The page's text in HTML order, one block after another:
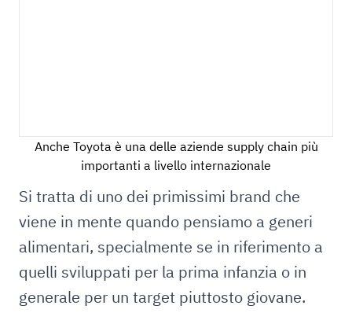
Anche Toyota è una delle aziende supply chain più
importanti a livello internazionale
Si tratta di uno dei primissimi brand che
viene in mente quando pensiamo a generi
alimentari, specialmente se in riferimento a
quelli sviluppati per la prima infanzia o in
generale per un target piuttosto giovane.